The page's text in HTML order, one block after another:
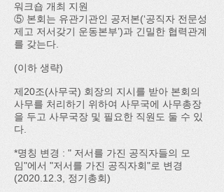
워크숍 개최 지원
⑤ 본회는 유관기관인 공저본(‘공직자 전문성
제고 저서갖기 운동본부’)과 긴밀한 협력관계
를 갖는다.
​(이하 생략)
제20조(사무국) 회장의 지시를 받아 본회의
사무를 처리하기 위하여 사무국에 사무총장
을 두고 사무국장 및 필요한 직원도 둘 수 있
다.
*명칭 변경 : " 저서를 가진 공직자들의 모
임"에서 "저서를 가진 공직자회"로 변경
(2020.12.3, 정기총회)